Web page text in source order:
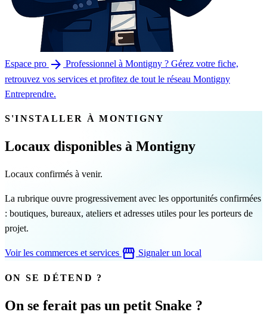
Espace pro arrow_forward Professionnel à Montigny ? Gérez votre fiche,
retrouvez vos services et profitez de tout le réseau Montigny
Entreprendre.
S'INSTALLER À MONTIGNY
Locaux disponibles à Montigny
Locaux confirmés à venir.
La rubrique ouvre progressivement avec les opportunités confirmées
: boutiques, bureaux, ateliers et adresses utiles pour les porteurs de
projet.
Voir les commerces et services storefront Signaler un local
ON SE DÉTEND ?
On se ferait pas un petit Snake ?